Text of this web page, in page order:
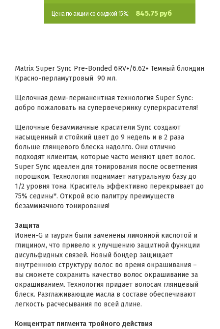
Цена по акции со скидкой 15%: 845.75 руб
Matrix Super Sync Pre-Bonded 6RV+/6.62+ Темный блондин
Красно-перламутровый 90 мл.
Щелочная деми-перманентная технология Super Sync:
добро пожаловать на супервечеринку суперкрасителя!
Щелочные безаммиачные красители Sync создают
насыщенный и стойкий цвет до 9 недель и в 2 раза
больше глянцевого блеска надолго. Они отлично
подходят клиентам, которые часто меняют цвет волос.
Super Sync идеален для тонирования после осветления
порошком. Технология поднимает натуральную базу до
1/2 уровня тона. Краситель эффективно перекрывает до
75% седины*. Открой всю палитру преимуществ
безаммиачного тонирования!
Защита
Ионен-G и таурин были заменены лимонной кислотой и
глицином, что привело к улучшению защитной функции
дисульфидных связей. Новый бондер защищает
внутреннюю структуру волос во время окрашивания –
вы сможете сохранить качество волос окрашивание за
окрашиванием. Технология придает волосам глянцевый
блеск. Разглаживающие масла в составе обеспечивают
легкость расчесывания по всей длине.
Концентрат пигмента тройного действия